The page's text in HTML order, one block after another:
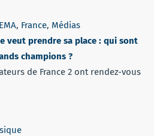
, France, Médias
veut prendre sa place : qui sont
champions ?
de France 2 ont rendez-vous